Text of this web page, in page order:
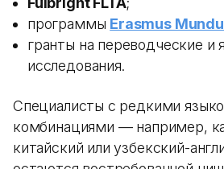
программы Erasmus
гранты на переводческие и
исследования.
Специалисты с редкими
комбинациями — например,
китайский или узбекский-